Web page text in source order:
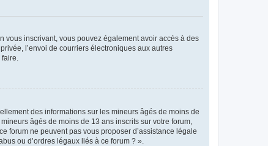
vous inscrivant, vous pouvez également avoir accès à des
l’envoi de courriers électroniques aux autres
des informations sur les mineurs âgés de moins de
âgés de moins de 13 ans inscrits sur votre forum,
forum ne peuvent pas vous proposer d’assistance légale
ou d’ordres légaux liés à ce forum ? ».